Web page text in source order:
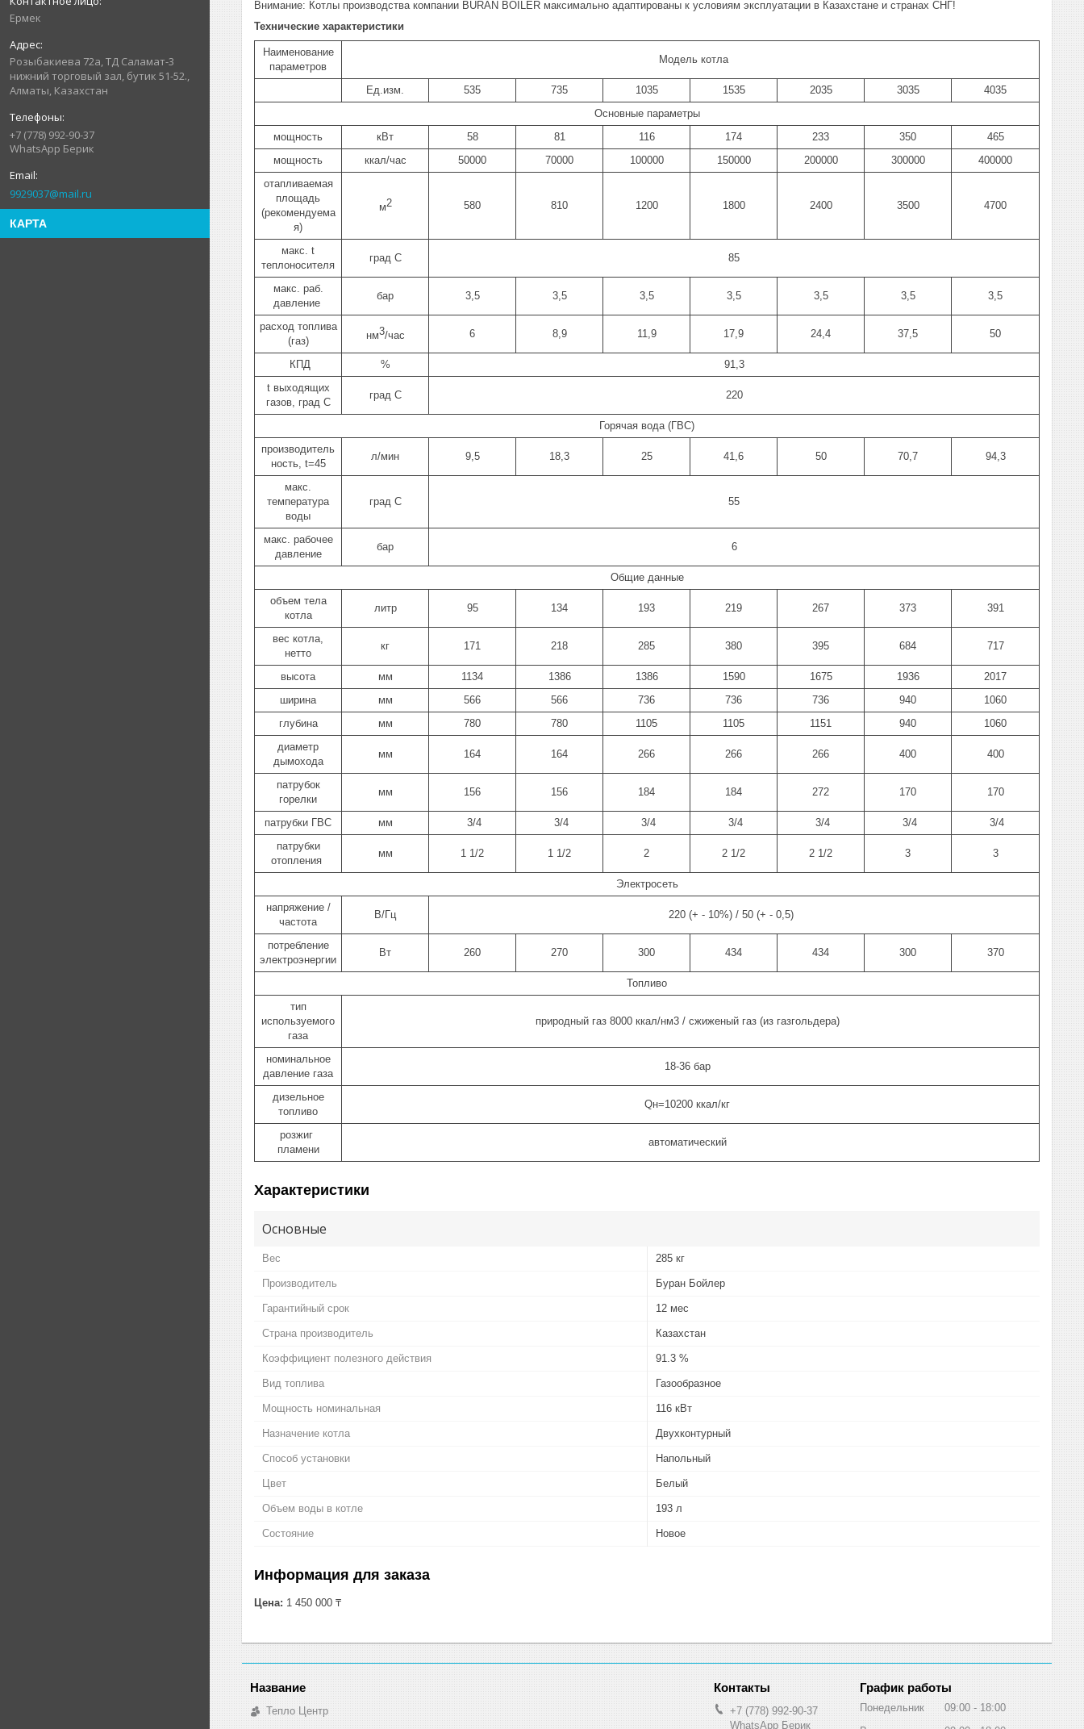
Ермек
Розыбакиева 72а, ТД Саламат-3
нижний торговый зал, бутик 51-52.,
Алматы, Казахстан
+7 (778) 992-90-37
WhatsApp Берик
9929037@mail.ru
КАРТА
Внимание: Котлы производства компании BURAN BOILER максимально адаптированы к условиям эксплуатации в Казахстане и странах СНГ!
Технические характеристики
Наименование
параметров
Модель котла
Ед.изм. 535 735 1035 1535 2035 3035
4035
Основные параметры
мощность
кВт 58 81 116 174 233 350
465
мощность
ккал/час 50000 70000 100000 150000 200000 300000
400000
отапливаемая
площадь
(рекомендуема
я)
м2 580 810 1200 1800 2400 3500 4700
макс. t
теплоносителя
град С 85
макс. раб.
давление
бар 3,5 3,5 3,5 3,5 3,5 3,5 3,5
расход топлива
(газ)
нм3/час 6 8,9 11,9 17,9 24,4 37,5 50
КПД %
91,3
t выходящих
газов, град С
град С 220
Горячая вода (ГВС)
производитель
ность, t=45
л/мин 9,5 18,3 25 41,6 50 70,7 94,3
макс.
температура
воды
град С 55
макс. рабочее
давление
бар 6
Общие данные
объем тела
котла
литр 95 134 193 219 267 373 391
вес котла,
нетто
кг 171 218 285 380 395 684 717
высота мм 1134 1386 1386 1590 1675 1936
2017
ширина
мм 566 566 736 736 736 940
1060
глубина
мм 780 780 1105 1105 1151 940
1060
диаметр
дымохода
мм 164 164 266 266 266 400 400
патрубок
горелки
мм 156 156 184 184 272 170 170
патрубки ГВС мм 3/4 3/4 3/4 3/4 3/4 3/4
3/4
патрубки
отопления
мм 1 1/2 1 1/2 2 2 1/2 2 1/2 3 3
Электросеть
напряжение /
частота
В/Гц 220 (+ - 10%) / 50 (+ - 0,5)
потребление
электроэнергии
Вт 260 270 300 434 434 300 370
Топливо
тип
используемого
газа
природный газ 8000 ккал/нм3 / сжиженый газ (из газгольдера)
номинальное
давление газа
18-36 бар
дизельное
топливо
Qн=10200 ккал/кг
розжиг
пламени
автоматический
Характеристики
Основные
Вес 285 кг
Производитель Буран Бойлер
Гарантийный срок 12 мес
Страна производитель Казахстан
Коэффициент полезного действия 91.3 %
Вид топлива Газообразное
Мощность номинальная 116 кВт
Назначение котла Двухконтурный
Способ установки Напольный
Цвет Белый
Объем воды в котле 193 л
Состояние Новое
Информация для заказа
Цена: 1 450 000 ₸
Тепло Центр
+7 (778) 992-90-37
WhatsApp Берик
График работы
Понедельник 09:00
18:00